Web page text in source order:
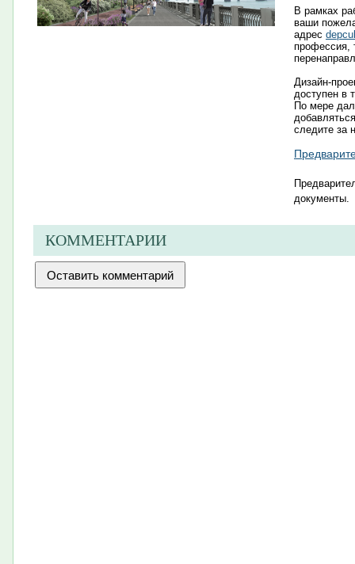
В рамках
ваши
адрес
профессия,
Дизайн-
доступен в
По мере
следите за
Пре
документы.​
КОММЕНТАРИИ